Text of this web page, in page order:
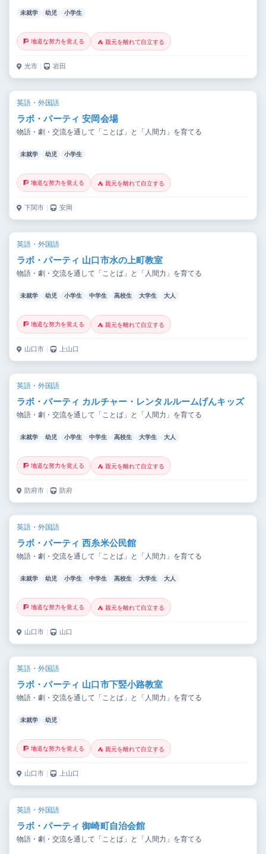
未就学 幼児 小学生
🧗 地道な努力を覚える ⛺ 親元を離れて自立する
光市 ｜ 岩田
英語・外国語
ラボ・パーティ 安岡会場
物語・劇・交流を通して「ことば」と「人間力」を育てる
未就学 幼児 小学生
🧗 地道な努力を覚える ⛺ 親元を離れて自立する
下関市 ｜ 安岡
英語・外国語
ラボ・パーティ 山口市水の上町教室
物語・劇・交流を通して「ことば」と「人間力」を育てる
未就学 幼児 小学生 中学生 高校生 大学生 大人
🧗 地道な努力を覚える ⛺ 親元を離れて自立する
山口市 ｜ 上山口
英語・外国語
ラボ・パーティ カルチャー・レンタルルームげんキッズ
物語・劇・交流を通して「ことば」と「人間力」を育てる
未就学 幼児 小学生 中学生 高校生 大学生 大人
🧗 地道な努力を覚える ⛺ 親元を離れて自立する
防府市 ｜ 防府
英語・外国語
ラボ・パーティ 西糸米公民館
物語・劇・交流を通して「ことば」と「人間力」を育てる
未就学 幼児 小学生 中学生 高校生 大学生 大人
🧗 地道な努力を覚える ⛺ 親元を離れて自立する
山口市 ｜ 山口
英語・外国語
ラボ・パーティ 山口市下竪小路教室
物語・劇・交流を通して「ことば」と「人間力」を育てる
未就学 幼児
🧗 地道な努力を覚える ⛺ 親元を離れて自立する
山口市 ｜ 上山口
英語・外国語
ラボ・パーティ 御崎町自治会館
物語・劇・交流を通して「ことば」と「人間力」を育てる